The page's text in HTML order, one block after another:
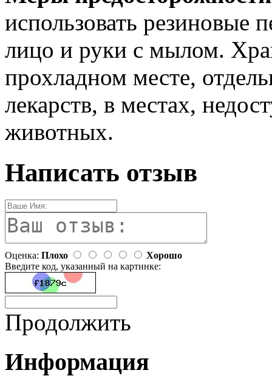
использовать резиновые
лицо и руки с мылом.
прохладном месте,
лекарств, в местах,
животных.
Написать отзыв
Оценка: Плохо
Хорошо
Введите код, указанный на картинке:
Продолжить
Информация